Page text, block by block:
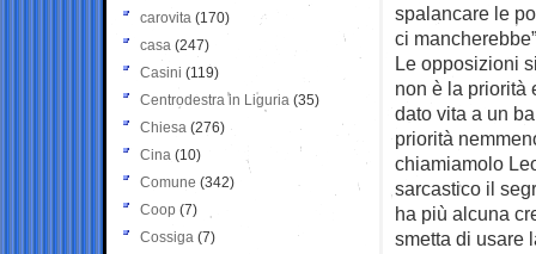
spalancare le
ci
Le opposizioni
non è la priorità
dato vita a un
priorità
chiamiamolo
sarcastico il
ha più alcuna
smetta di usare
carovita (170)
casa (247)
Casini (119)
Centrodestra in Liguria (35)
Chiesa (276)
Cina (10)
Comune (342)
Coop (7)
Cossiga (7)